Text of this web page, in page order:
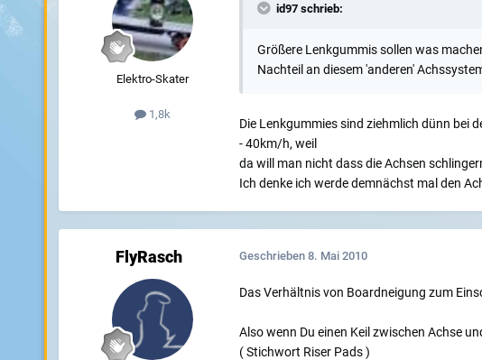
Elektro-Skater
1,8k
id97 schrieb:
Größere Lenkgummis sollen was
Nachteil an diesem 'anderen'
Die Lenkgummies sind ziehmlich dünn bei
- 40km/h, weil
da will man nicht dass die Achsen
Ich denke ich werde demnächst mal den
FlyRasch Geschrieben 8. Mai 2010
Das Verhältnis von Boardneigung zum
Also wenn Du einen Keil zwischen Achse
( Stichwort Riser Pads )